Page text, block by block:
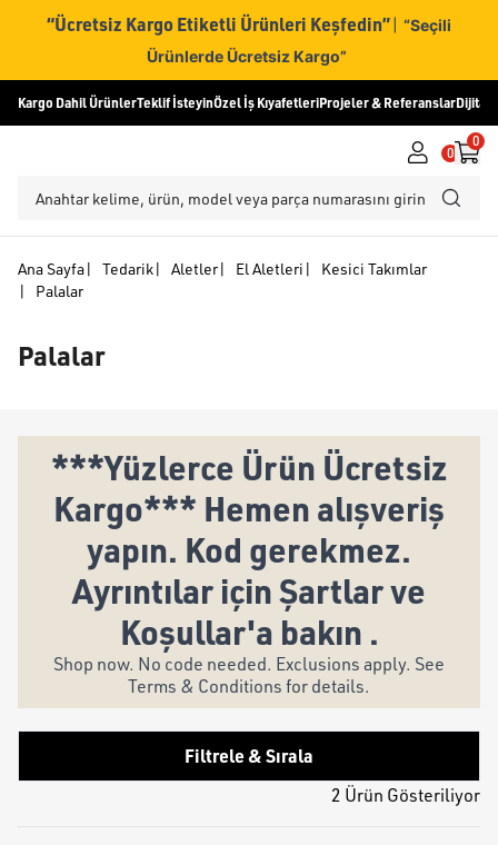
“Ücretsiz Kargo Etiketli Ürünleri Keşfedin” | “Seçili
Ürünlerde Ücretsiz Kargo”
Kargo Dahil ÜrünlerTeklif İsteyinÖzel İş KıyafetleriProjeler & ReferanslarDijital
0
0
Ana Sayfa| Tedarik| Aletler| El Aletleri |
Kesici Takımlar
|
Palalar
Palalar
***Yüzlerce Ürün Ücretsiz
Kargo*** Hemen alışveriş
yapın. Kod gerekmez.
Ayrıntılar için Şartlar ve
Koşullar'a bakın .
Shop now. No code needed. Exclusions apply. See
Terms & Conditions for details.
Filtrele & Sırala
2 Ürün Gösteriliyor